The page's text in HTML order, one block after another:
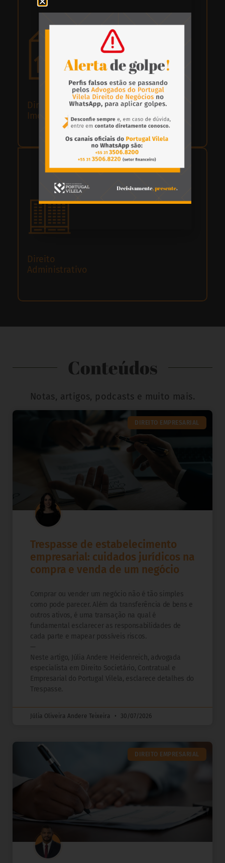
Direito
Imobiliário
Direito
Administrativo
Conteúdos
Notas, artigos, podcasts e muito mais.
DIREITO EMPRESARIAL
Trespasse de estabelecimento
empresarial: cuidados jurídicos na
compra e venda de um negócio
Comprar ou vender um negócio não é tão simples
como pode parecer. Além da transferência de bens e
outros ativos, é uma transação na qual é
fundamental esclarecer as responsabilidades de
cada parte e mapear possíveis riscos.
—
Neste artigo, Júlia Andere Heidenreich, advogada
especialista em Direito Societário, Contratual e
Empresarial do Portugal Vilela, esclarece detalhes do
Trespasse.
Júlia Oliveira Andere Teixeira 30/07/2026
DIREITO EMPRESARIAL